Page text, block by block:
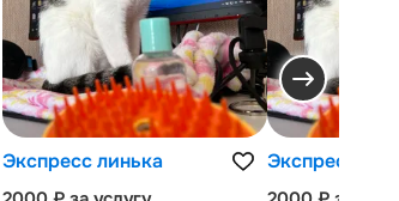
Экспресс линька Экспресс-